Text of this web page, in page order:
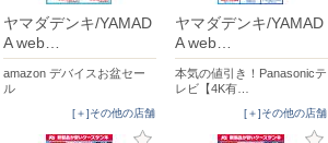
ヤマダデンキ/YAMAD
A web…
amazon デバイスお盆セー
ル
[＋]その他の店舗
ヤマダデンキ/YAMAD
A web…
本気の値引き！Panasonicテ
レビ【4K有…
[＋]その他の店舗